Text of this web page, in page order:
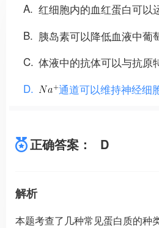
A 红细胞内的血红蛋白可以
B 胰岛素可以降低血液中葡
C 体液中的抗体可以与抗原
D
通道可以维持神经细
正确答案： D
解析
本题考查了几种常见蛋白质的种